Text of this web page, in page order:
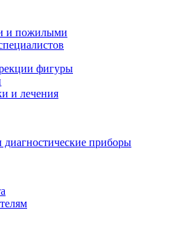
и пожилыми
фигуры
и лечения
приборы